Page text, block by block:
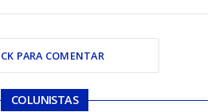
PARA COMENTAR
COLUNISTAS